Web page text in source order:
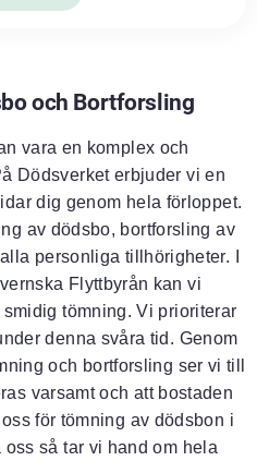
och Bortforsling
vara en komplex och
Dödsverket erbjuder vi en
dig genom hela förloppet.
av dödsbo, bortforsling av
personliga tillhörigheter. I
Flyttbyrån kan vi
tömning. Vi prioriterar
denna svåra tid. Genom
och bortforsling ser vi till
varsamt och att bostaden
för tömning av dödsbon i
så tar vi hand om hela